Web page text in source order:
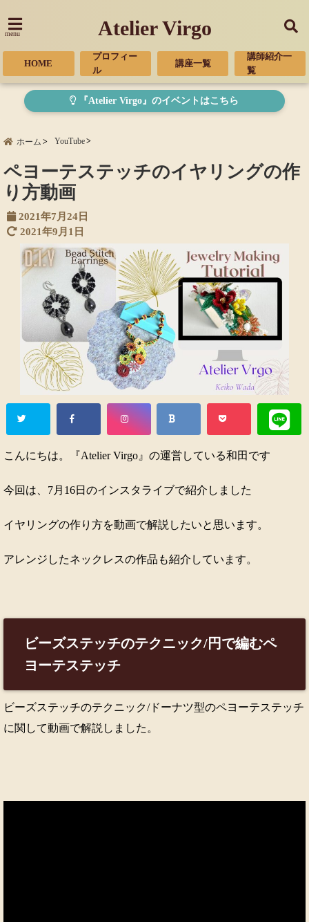
menu Atelier Virgo
HOME
プロフィー
ル
講座一覧
講師紹介一
覧
『Atelier Virgo』のイベントはこちら
ホーム YouTube
ペヨーテステッチのイヤリングの作
り方動画
2021年7月24日
2021年9月1日
こんにちは。『Atelier Virgo』の運営している和田です
今回は、7月16日のインスタライブで紹介しました
イヤリングの作り方を動画で解説したいと思います。
アレンジしたネックレスの作品も紹介しています。
ビーズステッチのテクニック/円で編むペ
ヨーテステッチ
ビーズステッチのテクニック/ドーナツ型のペヨーテステッチ
に関して動画で解説しました。